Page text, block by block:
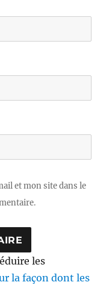
et mon site dans le
les
la façon dont les